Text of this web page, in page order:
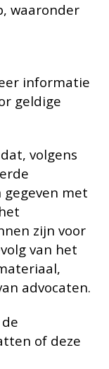
waaronder
informatie
geldige
volgens
met
zijn voor
van het
advocaten.
of deze